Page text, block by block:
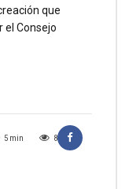
5 min 8
que
el Consejo